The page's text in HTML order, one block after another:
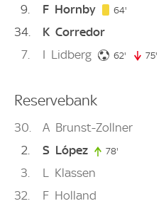
9
F Hornby 64'
34 K Corredor
7
I Lidberg 62' 62. minute
75'
Reservebank
30 A Brunst-Zollner
2
S López 78'
3 L Klassen
32
F Holland